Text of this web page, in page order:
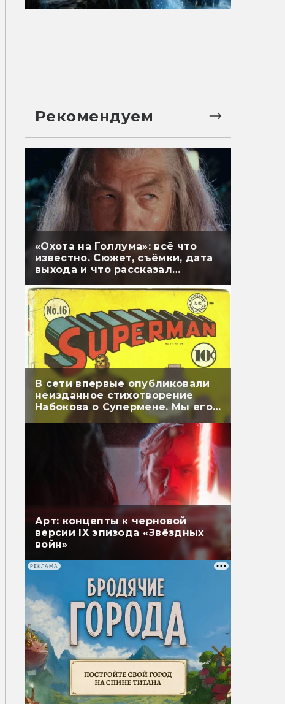
Рекомендуем
«Охота на Голлума»: всё что
известно. Сюжет, съёмки, дата
выхода и что рассказал
В сети впервые опубликовали
неизданное стихотворение
Набокова о Супермене. Мы его
перевели
Арт: концепты к черновой
версии IX эпизода «Звёздных
войн»
РЕКЛАМА